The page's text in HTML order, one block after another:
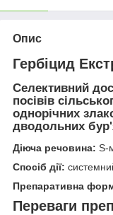
Опис
Гербіцид
Селективний
посівів
однорічних
дводольних
Діюча речовина: S-
Спосіб дії:
Препаративна
Переваги